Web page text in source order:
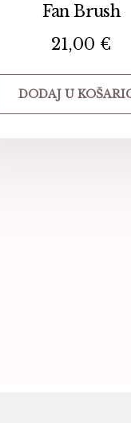
Fan Brush
21,00 €
DODAJ U